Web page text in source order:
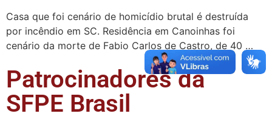
Casa que foi cenário de homicídio brutal é destruída
por incêndio em SC. Residência em Canoinhas foi
cenário da morte de Fabio Carlos de Castro, de 40 …
Patrocinadores da
SFPE Brasil